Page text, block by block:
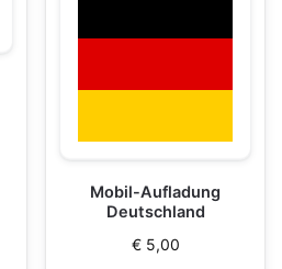
Mobil-Aufladung
Deutschland
€5,00